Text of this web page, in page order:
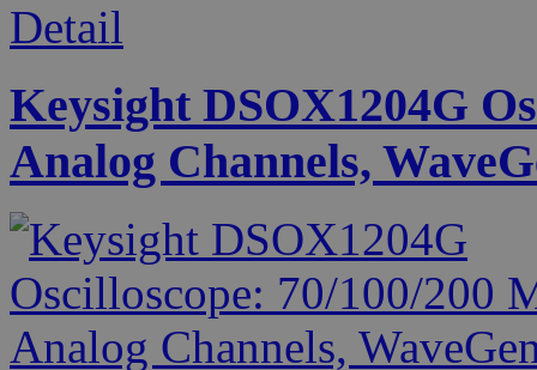
Detail
Keysight DSOX1204G
Analog Channels,